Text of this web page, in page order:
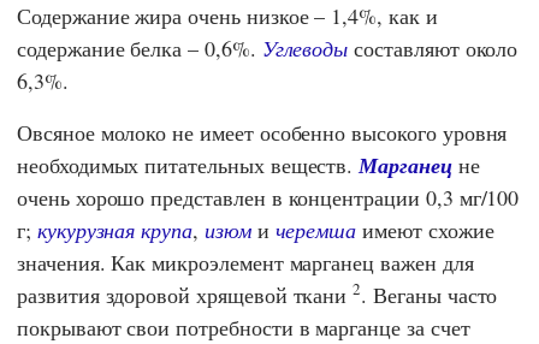
Содержание жира очень низкое – 1,4%, как и
содержание белка – 0,6%. Углеводы составляют около
6,3%.
Овсяное молоко не имеет особенно высокого уровня
необходимых питательных веществ.Марганецне
очень хорошо представлен в концентрации 0,3 мг/100
г; кукурузная крупа, изюми черемша имеют схожие
значения. Как микроэлемент марганец важен для
развития здоровой хрящевой ткани2. Веганы часто
покрывают свои потребности в марганце за счет